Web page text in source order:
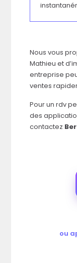
Nous vous
Mathieu et
entreprise
ventes
Pour un rdv
des
contactez
ou